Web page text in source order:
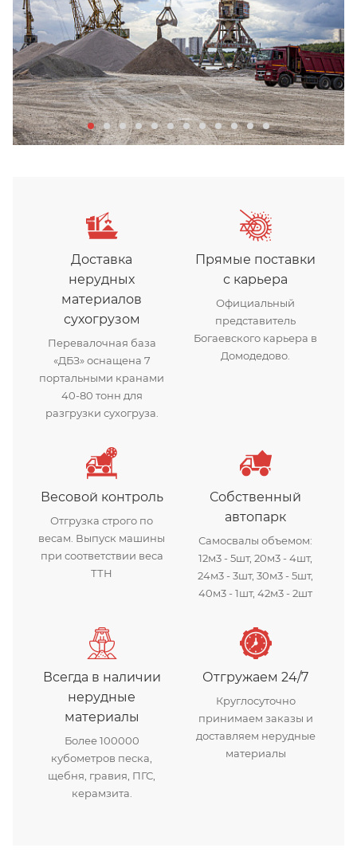
Доставка
нерудных
материалов
сухогрузом
Перевалочная база
«ДБЗ» оснащена 7
портальными кранами
40-80 тонн для
разгрузки сухогруза.
Прямые поставки
с карьера
Официальный
представитель
Богаевского карьера в
Домодедово.
Весовой контроль
Отгрузка строго по
весам. Выпуск машины
при соответствии веса
ТТН
Собственный
автопарк
Самосвалы объемом:
12м3 - 5шт, 20м3 - 4шт,
24м3 - 3шт, 30м3 - 5шт,
40м3 - 1шт, 42м3 - 2шт
Всегда в наличии
нерудные
материалы
Более 100000
кубометров песка,
щебня, гравия, ПГС,
керамзита.
Отгружаем 24/7
Круглосуточно
принимаем заказы и
доставляем нерудные
материалы